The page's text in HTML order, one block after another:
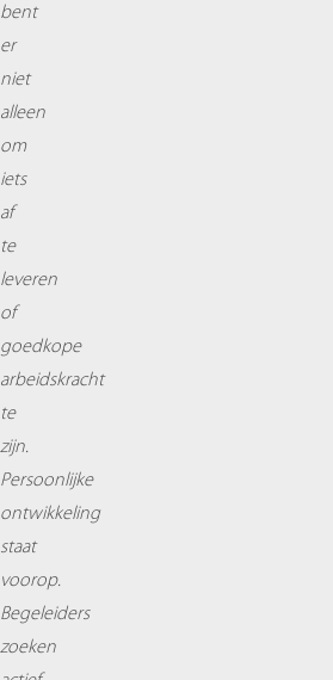
bent
er
niet
alleen
om
iets
af
te
leveren
of
goedkope
arbeidskracht
te
zijn.
Persoonlijke
ontwikkeling
staat
voorop.
Begeleiders
zoeken